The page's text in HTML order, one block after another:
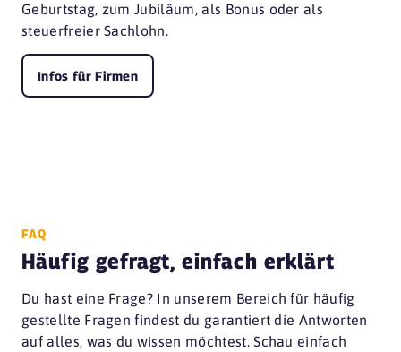
Geburtstag, zum Jubiläum, als Bonus oder als
steuerfreier Sachlohn.
Infos für Firmen
FAQ
Häufig gefragt, einfach erklärt
Du hast eine Frage? In unserem Bereich für häufig
gestellte Fragen findest du garantiert die Antworten
auf alles, was du wissen möchtest. Schau einfach